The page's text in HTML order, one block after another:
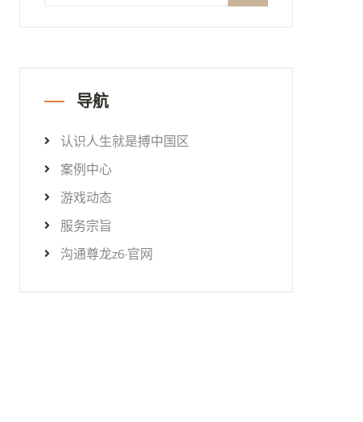
导航
认识人生就是搏中国区
案例中心
游戏动态
服务宗旨
沟通尊龙z6·官网